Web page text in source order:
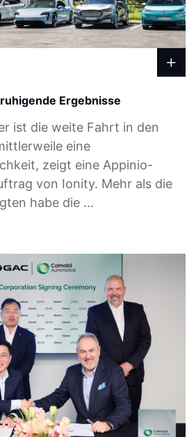
Ergebnisse
ist die weite Fahrt in den
eine
zeigt eine Appinio-
von Ionity. Mehr als die
habe die ...